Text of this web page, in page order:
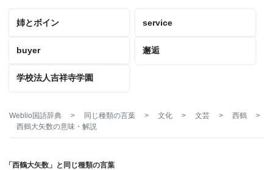
姉とボイン service
buyer 邂逅
学校法人吉祥寺学園
Weblio国語辞典 > 同じ種類の言葉 > 文化 > 文芸 > 西鶴
>
西鶴大矢数の意味・解説
「西鶴大矢数」と同じ種類の言葉